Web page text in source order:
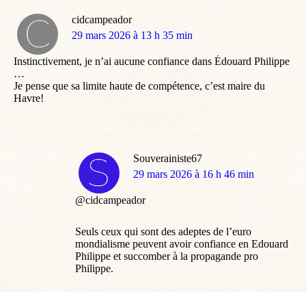
cidcampeador
dit
29 mars 2026 à 13 h 35 min
Instinctivement, je n’ai aucune confiance dans Édouard Philippe
…
Je pense que sa limite haute de compétence, c’est maire du
Havre!
Souverainiste67
dit
29 mars 2026 à 16 h 46 min
@cidcampeador
Seuls ceux qui sont des adeptes de l’euro
mondialisme peuvent avoir confiance en Edouard
Philippe et succomber à la propagande pro
Philippe.